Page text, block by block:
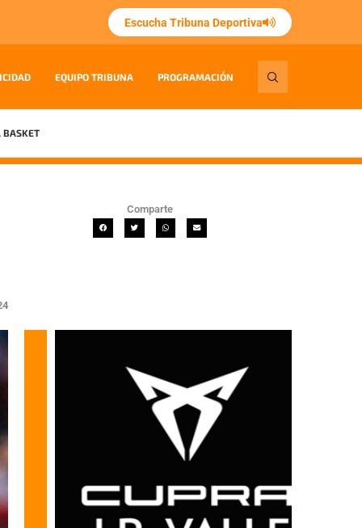
Escucha Tribuna Deportiva
EQUIPO TRIBUNA PROGRAMACIÓN
BASKET
Comparte